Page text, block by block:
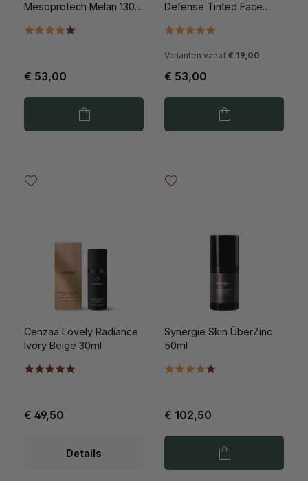
Mesoprotech Melan 130
€ 53,00
Defense Tinted Face
Varianten vanaf € 19,00
€ 53,00
Cenzaa Lovely Radiance
Ivory Beige 30ml
€ 49,50
Details
Synergie Skin ÜberZinc
50ml
€ 102,50